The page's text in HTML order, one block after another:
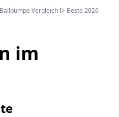
Ballpumpe Vergleich ▷ Beste 2026
im